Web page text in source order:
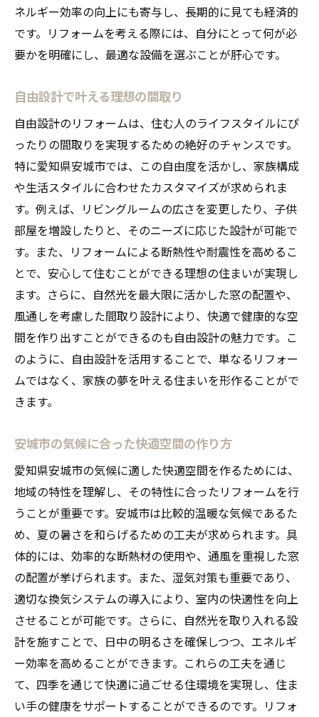
ネルギー効率の向上にも寄与し、長期的に見ても経済的
です。リフォームを考える際には、自分にとって何が必
要かを明確にし、最適な設備を選ぶことが肝心です。
自由設計で叶える理想の間取り
自由設計のリフォームは、住む人のライフスタイルにぴ
ったりの間取りを実現するための絶好のチャンスです。
特に愛知県安城市では、この自由度を活かし、家族構成
や生活スタイルに合わせたカスタマイズが求められま
す。例えば、リビングルームの広さを変更したり、子供
部屋を増設したりと、そのニーズに応じた設計が可能で
す。また、リフォームによる断熱性や耐震性を高めるこ
とで、安心して住むことができる理想の住まいが実現し
ます。さらに、自然光を最大限に活かした窓の配置や、
風通しを考慮した間取り設計により、快適で健康的な空
間を作り出すことができるのも自由設計の魅力です。こ
のように、自由設計を活用することで、単なるリフォー
ムではなく、家族の夢を叶える住まいを形作ることがで
きます。
安城市の気候に合った快適空間の作り方
愛知県安城市の気候に適した快適空間を作るためには、
地域の特性を理解し、その特性に合ったリフォームを行
うことが重要です。安城市は比較的温暖な気候であるた
め、夏の暑さを和らげるための工夫が求められます。具
体的には、効率的な断熱材の使用や、通風を重視した窓
の配置が挙げられます。また、湿気対策も重要であり、
適切な換気システムの導入により、室内の快適性を向上
させることが可能です。さらに、自然光を取り入れる設
計を施すことで、日中の明るさを確保しつつ、エネルギ
ー効率を高めることができます。これらの工夫を通じ
て、四季を通じて快適に過ごせる住環境を実現し、住ま
い手の健康をサポートすることができるのです。リフォ